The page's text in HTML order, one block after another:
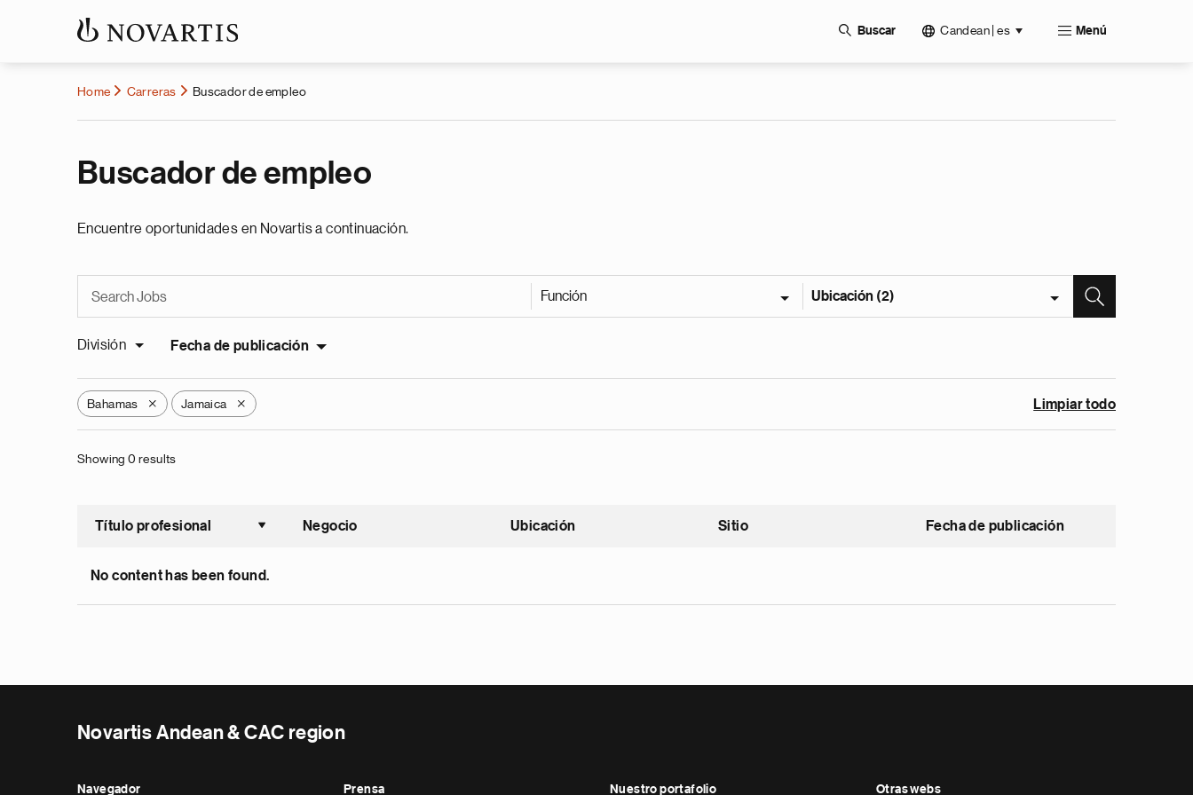
Buscar Candean | es Menú
Home Carreras Buscador de empleo
Buscador de empleo
Encuentre oportunidades en Novartis a continuación.
Función Ubicación (2)
División Fecha de publicación
Bahamas X Jamaica X Limpiar todo
Showing 0 results
Título profesional
Ordenar ascendente
Negocio Ubicación Sitio Fecha de publicación
No content has been found.
Novartis Andean & CAC region
Navegador Prensa Nuestro portafolio Otras webs